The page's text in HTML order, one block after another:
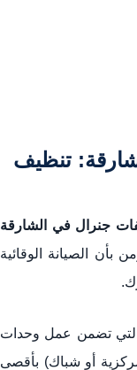
تنظيف
جنرال في الشارقة
الصيانة الوقائية
التي تضمن عمل وحدات
أو شباك) بأقصى